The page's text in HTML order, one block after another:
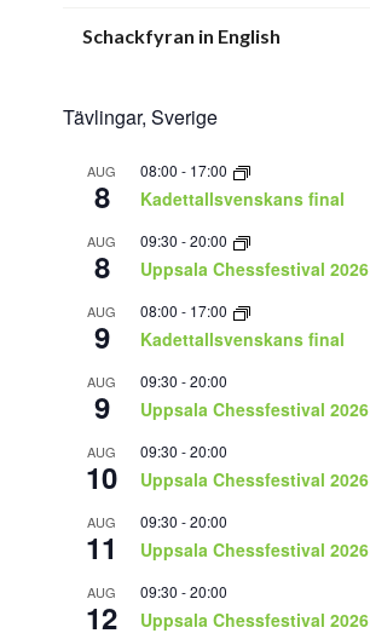
Schackfyran in English
Tävlingar, Sverige
AUG
8
08:00 - 17:00
Kadettallsvenskans final
AUG
8
09:30 -20:00
Uppsala Chessfestival 2026
AUG
9
08:00 - 17:00
Kadettallsvenskans final
AUG
9
09:30 -20:00
Uppsala Chessfestival 2026
AUG
10
09:30 -20:00
Uppsala Chessfestival 2026
AUG
11
09:30 -20:00
Uppsala Chessfestival 2026
AUG
12
09:30 -20:00
Uppsala Chessfestival 2026